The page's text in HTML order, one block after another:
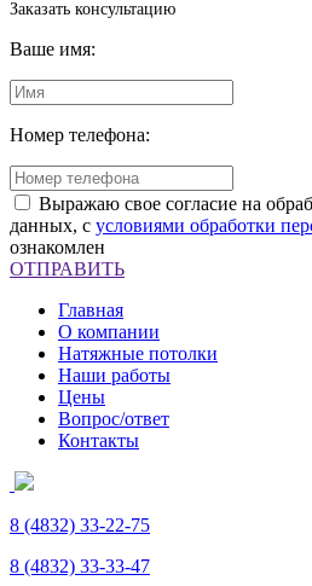
Заказать консультацию
Ваше имя:
Номер телефона:
Выражаю свое согласие на
данных, с условиями обработки
ознакомлен
ОТПРАВИТЬ
Главная
О компании
Натяжные потолки
Наши работы
Цены
Вопрос/ответ
Контакты
8 (4832) 33-22-75
8 (4832) 33-33-47